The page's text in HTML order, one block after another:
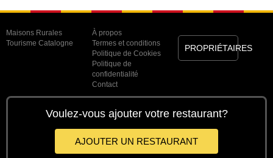
Maisons Rurales
Tourisme Catalogne
À propos
Termes et conditions
Politique de Cookies
Politique de
confidentialité
Contact
PROPRIÉTAIRES
Voulez-vous ajouter votre restaurant?
AJOUTER UN RESTAURANT